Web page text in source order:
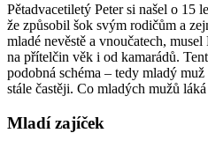
Pětadvacetiletý Peter si našel o 15
že způsobil šok svým rodičům a
mladé nevěstě a vnoučatech,
na přítelčin věk i od kamarádů.
podobná schéma – tedy mladý
stále častěji. Co mladých mužů
Mladí zajíček